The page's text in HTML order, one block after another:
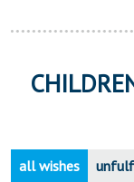
all wishes